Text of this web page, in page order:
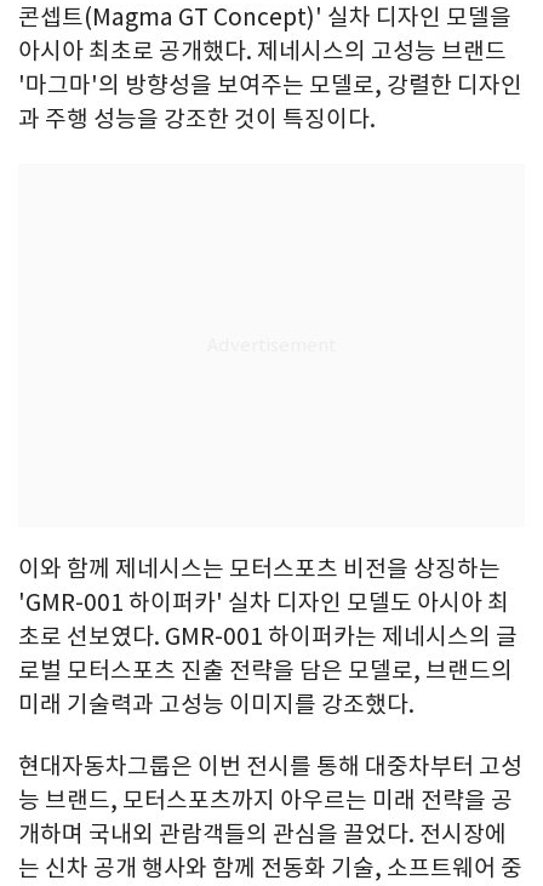
콘셉트(Magma GT Concept)' 실차 디자인 모델을
아시아 최초로 공개했다. 제네시스의 고성능 브랜드
'마그마'의 방향성을 보여주는 모델로, 강렬한 디자인
과 주행 성능을 강조한 것이 특징이다.
이와 함께 제네시스는 모터스포츠 비전을 상징하는
'GMR-001 하이퍼카' 실차 디자인 모델도 아시아 최
초로 선보였다. GMR-001 하이퍼카는 제네시스의 글
로벌 모터스포츠 진출 전략을 담은 모델로, 브랜드의
미래 기술력과 고성능 이미지를 강조했다.
현대자동차그룹은 이번 전시를 통해 대중차부터 고성
능 브랜드, 모터스포츠까지 아우르는 미래 전략을 공
개하며 국내외 관람객들의 관심을 끌었다. 전시장에
는 신차 공개 행사와 함께 전동화 기술, 소프트웨어 중